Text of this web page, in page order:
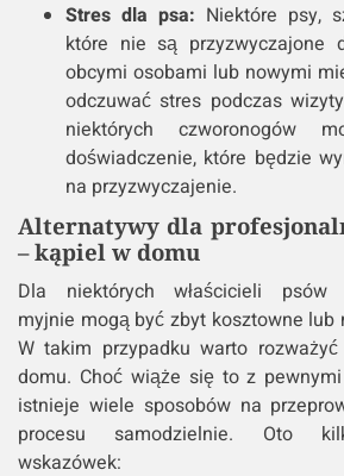
Stres dla psa: Niektóre psy,
które nie są przyzwyczajone
obcymi osobami lub nowymi
odczuwać stres podczas
niektórych czworonogów
doświadczenie, które będzie
na przyzwyczajenie.
Alternatywy dla
– kąpiel w domu
Dla niektórych właścicieli psów
myjnie mogą być zbyt kosztowne lub
W takim przypadku warto
domu. Choć wiąże się to z
istnieje wiele sposobów na
procesu samodzielnie. Oto
wskazówek: